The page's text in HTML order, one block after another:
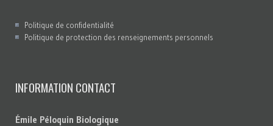
Politique de confidentialité
Politique de protection des renseignements personnels
INFORMATION CONTACT
Émile Péloquin Biologique